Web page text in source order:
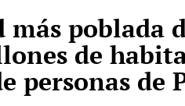
más poblada
de
personas de